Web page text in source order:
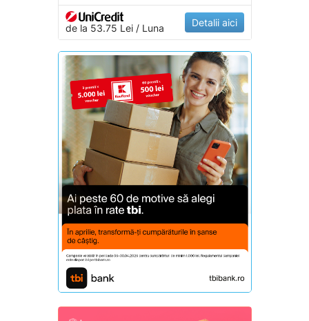
de la 53.75 Lei / Luna Detalii aici